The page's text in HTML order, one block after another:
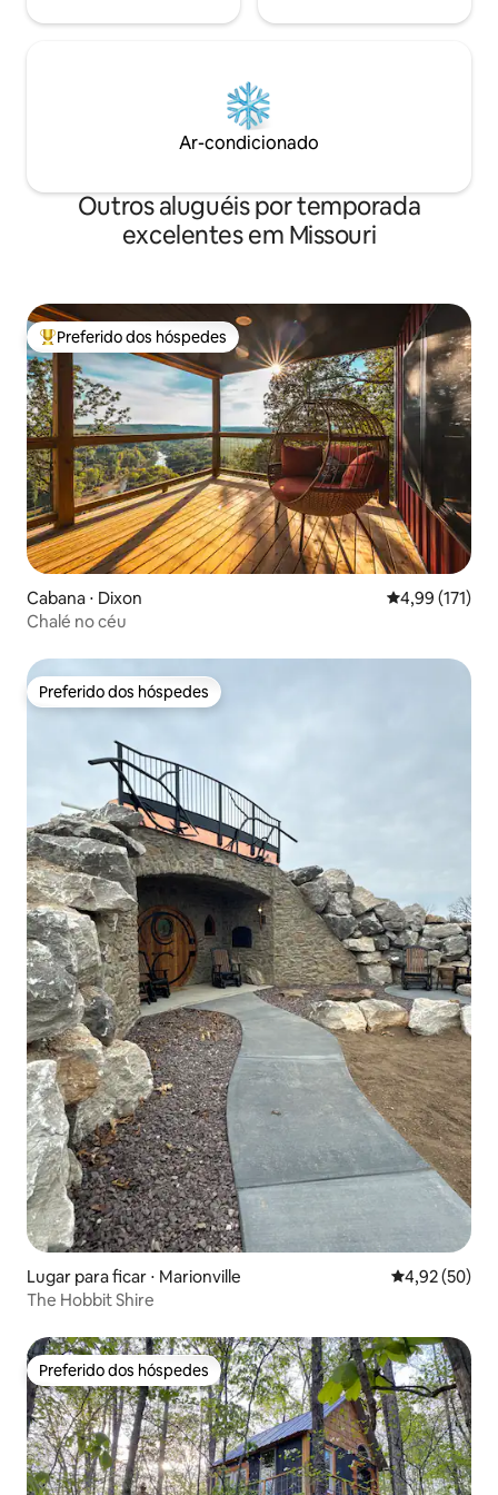
Ar-condicionado
Outros aluguéis por temporada
excelentes em Missouri
Entre os melhores preferidos dos hóspedes
Preferido dos hóspedes
Cabana ⋅ Dixon 4,99 de uma
4,99 (171)
Chalé no céu
Preferido dos hóspedes
Preferido dos hóspedes
Lugar para ficar ⋅ Marionville 4,92 de uma
4,92 (50)
The Hobbit Shire
Preferido dos hóspedes
Preferido dos hóspedes